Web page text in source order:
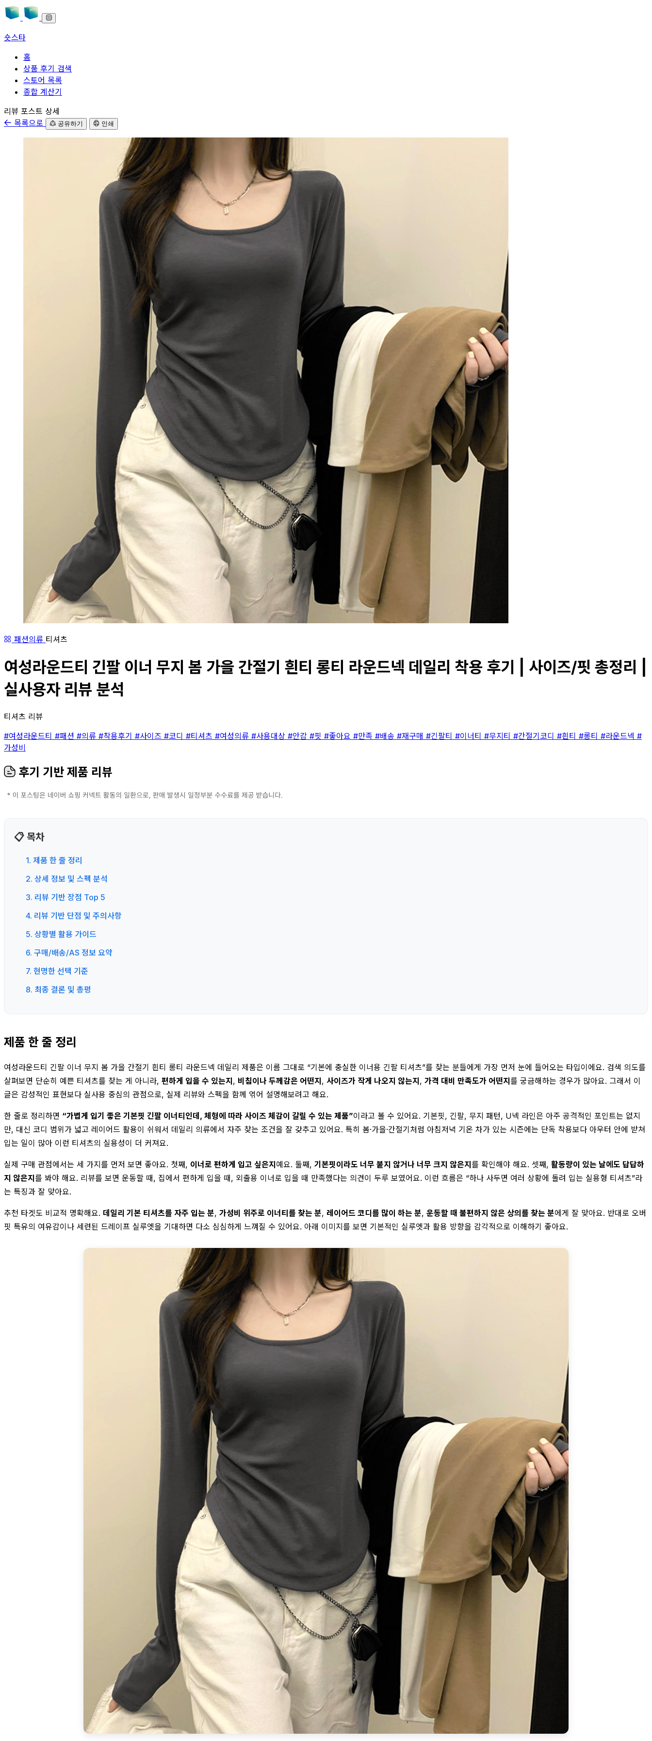
숏스타
홈
상품 후기 검색
스토어 목록
종합 계산기
본문으로 바로가기
리뷰 포스트 상세
목록으로
공유하기 인쇄
패션의류 티셔츠
여성라운드티 긴팔 이너 무지 봄 가을 간절기 흰티 롱티 라운드넥 데일리 착용 후기 | 사이즈/핏 총정리 |
실사용자 리뷰 분석
티셔츠 리뷰
#여성라운드티 #패션 #의류 #착용후기 #사이즈 #코디 #티셔츠 #여성의류 #사용대상 #안감 #핏 #좋아요 #만족 #배송 #재구매 #긴팔티 #이너티 #무지티 #간절기코디 #흰티 #롱티 #라운드넥 #
가성비
후기 기반 제품 리뷰
📋 목차
1. 제품 한 줄 정리
2. 상세 정보 및 스펙 분석
3. 리뷰 기반 장점 Top 5
4. 리뷰 기반 단점 및 주의사항
5. 상황별 활용 가이드
6. 구매/배송/AS 정보 요약
7. 현명한 선택 기준
8. 최종 결론 및 총평
제품 한 줄 정리
여성라운드티 긴팔 이너 무지 봄 가을 간절기 흰티 롱티 라운드넥 데일리 제품은 이름 그대로 “기본에 충실한 이너용 긴팔 티셔츠”를 찾는 분들에게 가장 먼저 눈에 들어오는 타입이에요. 검색 의도를
살펴보면 단순히 예쁜 티셔츠를 찾는 게 아니라, 편하게 입을 수 있는지, 비침이나 두께감은 어떤지, 사이즈가 작게 나오지 않는지, 가격 대비 만족도가 어떤지를 궁금해하는 경우가 많아요. 그래서 이
글은 감성적인 표현보다 실사용 중심의 관점으로, 실제 리뷰와 스펙을 함께 엮어 설명해보려고 해요.
한 줄로 정리하면 “가볍게 입기 좋은 기본핏 긴팔 이너티인데, 체형에 따라 사이즈 체감이 갈릴 수 있는 제품”이라고 볼 수 있어요. 기본핏, 긴팔, 무지 패턴, U넥 라인은 아주 공격적인 포인트는 없지
만, 대신 코디 범위가 넓고 레이어드 활용이 쉬워서 데일리 의류에서 자주 찾는 조건을 잘 갖추고 있어요. 특히 봄·가을·간절기처럼 아침저녁 기온 차가 있는 시즌에는 단독 착용보다 아우터 안에 받쳐
입는 일이 많아 이런 티셔츠의 실용성이 더 커져요.
실제 구매 관점에서는 세 가지를 먼저 보면 좋아요. 첫째, 이너로 편하게 입고 싶은지예요. 둘째, 기본핏이라도 너무 붙지 않거나 너무 크지 않은지를 확인해야 해요. 셋째, 활동량이 있는 날에도 답답하
지 않은지를 봐야 해요. 리뷰를 보면 운동할 때, 집에서 편하게 입을 때, 외출용 이너로 입을 때 만족했다는 의견이 두루 보였어요. 이런 흐름은 “하나 사두면 여러 상황에 돌려 입는 실용형 티셔츠”라
는 특징과 잘 맞아요.
추천 타겟도 비교적 명확해요. 데일리 기본 티셔츠를 자주 입는 분, 가성비 위주로 이너티를 찾는 분, 레이어드 코디를 많이 하는 분, 운동할 때 불편하지 않은 상의를 찾는 분에게 잘 맞아요. 반대로 오버
핏 특유의 여유감이나 세련된 드레이프 실루엣을 기대하면 다소 심심하게 느껴질 수 있어요. 아래 이미지를 보면 기본적인 실루엣과 활용 방향을 감각적으로 이해하기 좋아요.